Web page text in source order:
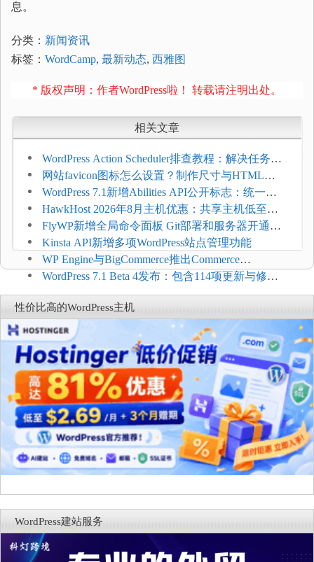
息。
分类： 新闻资讯
标签： WordCamp, 最新动态, 西雅图
* 版权声明：作者WordPress啦！ 转载请注明出处。
相关文章
WordPress Action Scheduler排查教程：解决任务积
压和订单延迟
网站favicon图标怎么设置？制作尺寸与HTML添
加方法
WordPress 7.1新增Abilities API公开标志：统一支
持REST API、MCP与AI代理
HawkHost 2026年8月主机优惠：共享主机低至
$2.61/月，高性能主机同步折扣
FlyWP新增全局命令面板 Git部署和服务器开通更
方便
Kinsta API新增多项WordPress站点管理功能
WP Engine与BigCommerce推出Commerce
Connect：WordPress商店可保留前台体验并扩展电
商能力
WordPress 7.1 Beta 4发布：包含114项更新与修
复，仅建议在测试环境体验
性价比高的WordPress主机
WordPress建站服务